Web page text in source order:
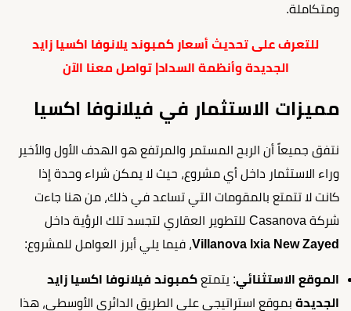
ومتكاملة.
للتعرف على تحديث أسعار كمبوند يلانوفا اكسيا زايد
الجديدة وأنظمة السداد| تواصل معنا الآن
مميزات الاستثمار في فيلانوفا اكسيا
نتفق جميعاً أن الربح المستمر والمرتفع هو الهدف الأول والأخير
وراء الاستثمار داخل أي مشروع، حيث لا يمكن شراء وحدة إذا
كانت لا تتمتع بالمقومات التي تساعد في ذلك، من هنا جاءت
شركة Casanova للتطوير العقاري لتجسد تلك الرؤية داخل
Villanova Ixia New Zayed، فيما يلي أبرز العوامل للمشروع:
الموقع الاستثنائي: يتمتع كمبوند فيلانوفا اكسيا زايد
الجديدة بموقع استراتيجي على الطريق الدائري الأوسطي، هذا